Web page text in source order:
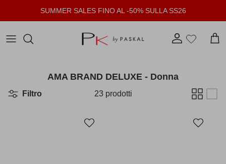
SUMMER SALES FINO AL -50% SULLA SS26
Account
AMA BRAND DELUXE - Donna
Filtro 23 prodotti